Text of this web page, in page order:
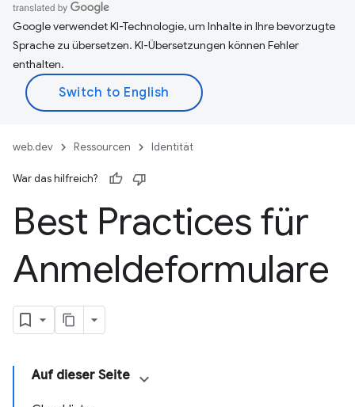
Google verwendet KI-Technologie, um Inhalte in Ihre bevorzugte
Sprache zu übersetzen. KI-Übersetzungen können Fehler
enthalten.
web.dev Ressourcen Identität
War das hilfreich?
Best Practices für
Anmeldeformulare
Auf dieser Seite